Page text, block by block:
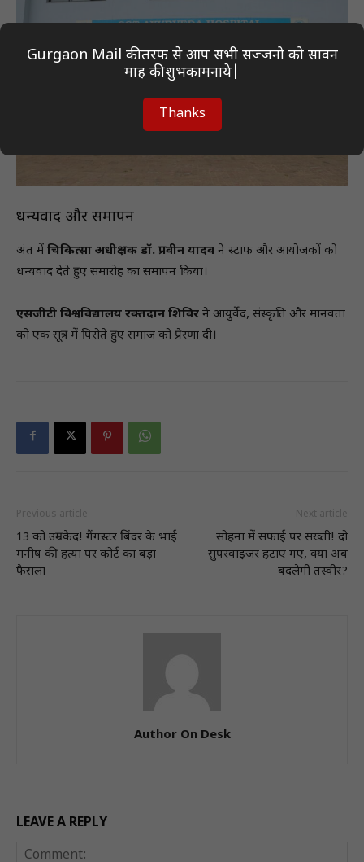
धन्यवाद और समापन
अंत में चिकित्सा अधीक्षक डॉ. प्रवीन यादव ने स्टाफ और आयोजकों को
धन्यवाद देते हुए समारोह का समापन किया।
एसजीटी विश्वविद्यालय रक्तदान शिविर ने आयुर्वेद, संस्कृति और मानवता
को एक सूत्र में पिरोते हुए समाज को प्रेरणा दी।
Previous article
13 को उम्रकैद! गैंगस्टर बिंदर के भाई
मनीष की हत्या पर कोर्ट का बड़ा
फैसला
Next article
सोहना में सफाई पर सख्ती! दो
सुपरवाइजर हटाए गए, क्या अब
बदलेगी तस्वीर?
Author On Desk
LEAVE A REPLY
Gurgaon Mail की तरफ से आप सभी सज्जनो को सावन
माह की शुभकामनाये|
Thanks